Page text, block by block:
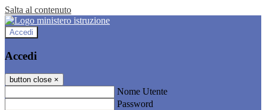
Salta al contenuto
Accedi
Accedi
button close ×
Nome Utente
Password